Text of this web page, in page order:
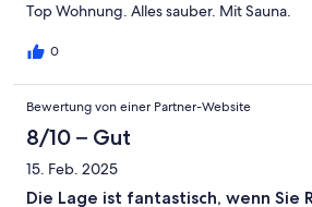
Top Wohnung. Alles sauber. Mit Sauna.
0
Bewertung von einer Partner-Website
8/10 – Gut
15. Feb. 2025
Die Lage ist fantastisch, wenn Sie